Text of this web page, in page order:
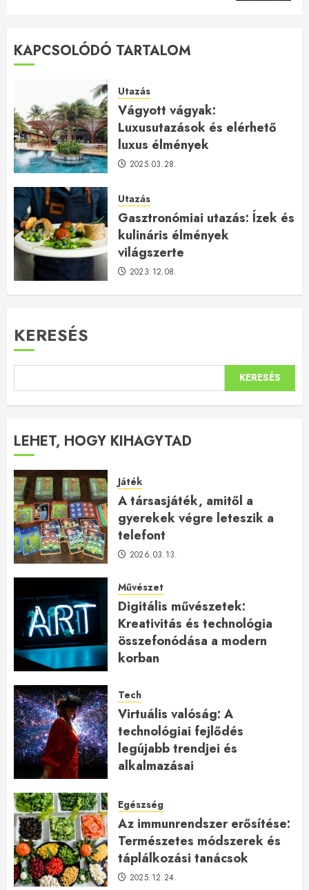
KAPCSOLÓDÓ TARTALOM
Utazás
Vágyott vágyak:
Luxusutazások és elérhető
luxus élmények
2025.03.28.
Utazás
Gasztronómiai utazás: Ízek és
kulináris élmények
világszerte
2023.12.08.
KERESÉS
KERESÉS
LEHET, HOGY KIHAGYTAD
Játék
A társasjáték, amitől a
gyerekek végre leteszik a
telefont
2026.03.13.
Művészet
Digitális művészetek:
Kreativitás és technológia
összefonódása a modern
korban
Tech
Virtuális valóság: A
technológiai fejlődés
legújabb trendjei és
alkalmazásai
Egészség
Az immunrendszer erősítése:
Természetes módszerek és
táplálkozási tanácsok
2025.12.24.